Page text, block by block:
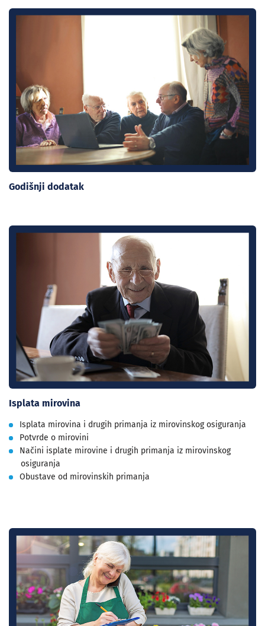
Godišnji dodatak
Isplata mirovina
Isplata mirovina i drugih primanja iz mirovinskog osiguranja
Potvrde o mirovini
Načini isplate mirovine i drugih primanja iz mirovinskog
osiguranja
Obustave od mirovinskih primanja